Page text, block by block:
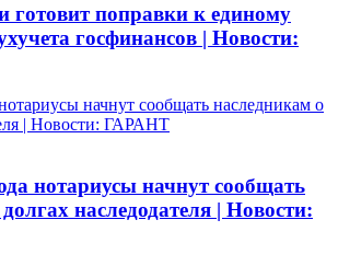
поправки к единому
госфинансов | Новости:
начнут сообщать наследникам о
| Новости: ГАРАНТ
нотариусы начнут сообщать
наследодателя | Новости: